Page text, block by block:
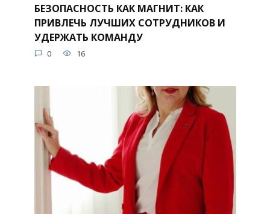
БЕЗОПАСНОСТЬ КАК МАГНИТ: КАК
ПРИВЛЕЧЬ ЛУЧШИХ СОТРУДНИКОВ И
УДЕРЖАТЬ КОМАНДУ
0 16